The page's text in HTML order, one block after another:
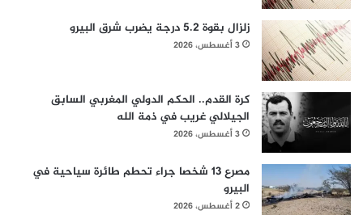
زلزال بقوة 5.2 درجة يضرب شرق البيرو
3 أغسطس، 2026
كرة القدم.. الحكم الدولي المغربي السابق
الجيلالي غريب في ذمة الله
3 أغسطس، 2026
مصرع 13 شخصا جراء تحطم طائرة سياحية في
البيرو
2 أغسطس، 2026